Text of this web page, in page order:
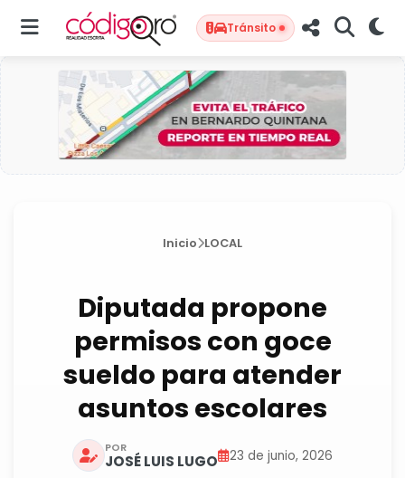
Tránsito
Inicio LOCAL
Diputada propone
permisos con goce
sueldo para atender
asuntos escolares
POR
JOSÉ LUIS LUGO 23 de junio, 2026